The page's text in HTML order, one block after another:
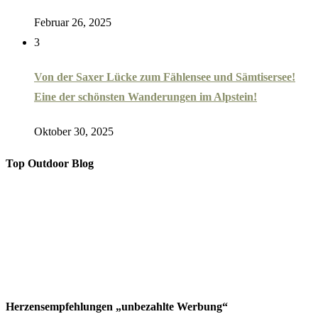
Februar 26, 2025
3
Von der Saxer Lücke zum Fählensee und Sämtisersee!
Eine der schönsten Wanderungen im Alpstein!
Oktober 30, 2025
Top Outdoor Blog
Herzensempfehlungen „unbezahlte Werbung“